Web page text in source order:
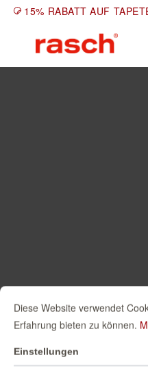
15% RABATT AUF
Diese Website verwendet
Erfahrung bieten zu können.
Einstellungen